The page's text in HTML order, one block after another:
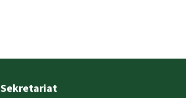
Sekretariat